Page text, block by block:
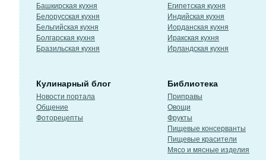
Башкирская кухня
Белорусская кухня
Бельгийская кухня
Болгарская кухня
Бразильская кухня
Египетская кухня
Индийская кухня
Иорданская кухня
Иракская кухня
Ирландская кухня
Кулинарный блог
Новости портала
Общение
Фоторецепты
Библиотека
Приправы
Овощи
Фрукты
Пищевые консерванты
Пищевые красители
Мясо и мясные изделия